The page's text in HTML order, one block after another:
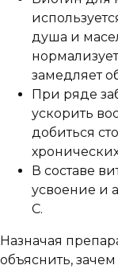
душа и
замедляет
При ряде
ускорить
добиться
В составе
усвоение и
C.
Назначая
объяснить,